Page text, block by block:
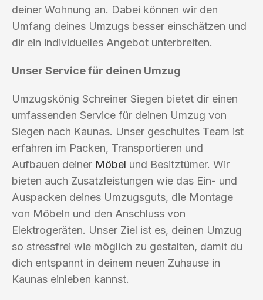
deiner Wohnung an. Dabei können wir den
Umfang deines Umzugs besser einschätzen und
dir ein individuelles Angebot unterbreiten.
Unser Service für deinen Umzug
Umzugskönig Schreiner Siegen bietet dir einen
umfassenden Service für deinen Umzug von
Siegen nach Kaunas. Unser geschultes Team ist
erfahren im Packen, Transportieren und
Aufbauen deiner Möbel und Besitztümer. Wir
bieten auch Zusatzleistungen wie das Ein- und
Auspacken deines Umzugsguts, die Montage
von Möbeln und den Anschluss von
Elektrogeräten. Unser Ziel ist es, deinen Umzug
so stressfrei wie möglich zu gestalten, damit du
dich entspannt in deinem neuen Zuhause in
Kaunas einleben kannst.